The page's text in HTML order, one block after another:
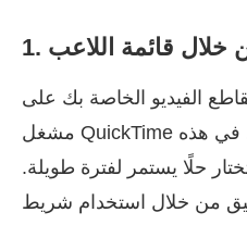
خلال قائمة اللاعب
الفيديو الخاصة بك على
مشغل QuickTime في أسرع وقت ممكن. في هذه
حلًا يستمر لفترة طويلة.
من خلال استخدام شريط